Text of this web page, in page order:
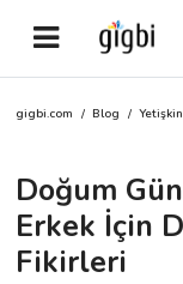
Anasayfa
Giriş Yap
Kayıt Ol
gigbi.com / Blog /
Doğum
Erkek İçin
Fikirleri